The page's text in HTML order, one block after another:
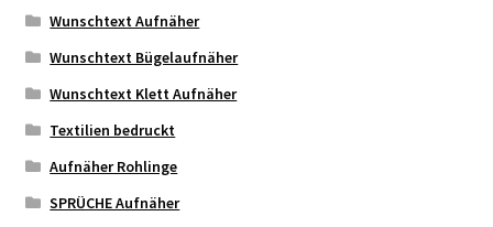
Wunschtext Aufnäher
Wunschtext Bügelaufnäher
Wunschtext Klett Aufnäher
Textilien bedruckt
Aufnäher Rohlinge
SPRÜCHE Aufnäher